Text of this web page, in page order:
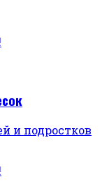
и подростков